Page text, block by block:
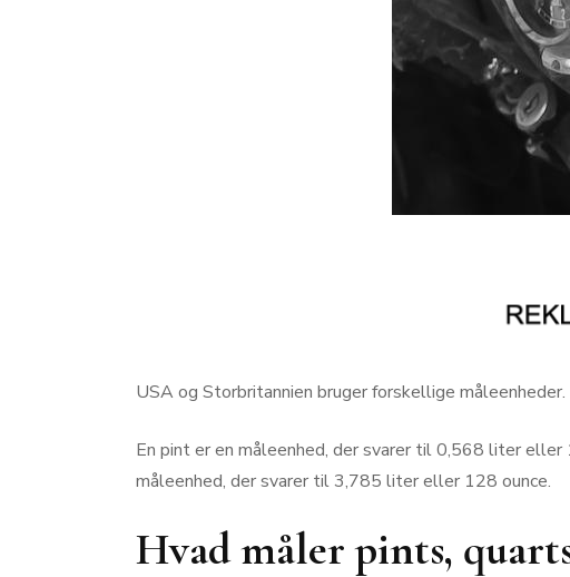
USA og Storbritannien bruger forskellige
En pint er en måleenhed, der svarer til 0,568 liter
måleenhed, der svarer til 3,785 liter eller 128 ounce.
Hvad måler pints,